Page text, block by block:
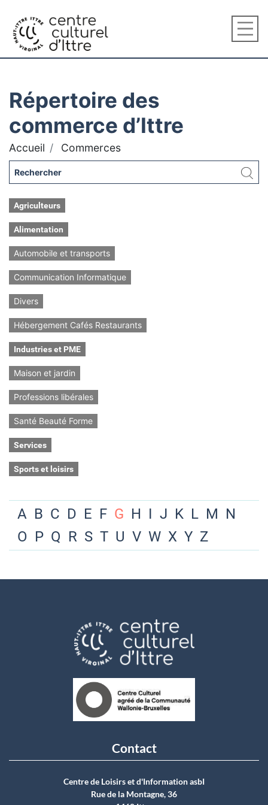
Répertoire des
commerce d’Ittre
Accueil Commerces
Agriculteurs
Alimentation
Automobile et transports
Communication Informatique
Divers
Hébergement Cafés Restaurants
Industries et PME
Maison et jardin
Professions libérales
Santé Beauté Forme
Services
Sports et loisirs
A B C D E F G H I J K L M N
O P Q R S T U V W X Y Z
Contact
Centre de Loisirs et d'Information asbI
Rue de la Montagne, 36